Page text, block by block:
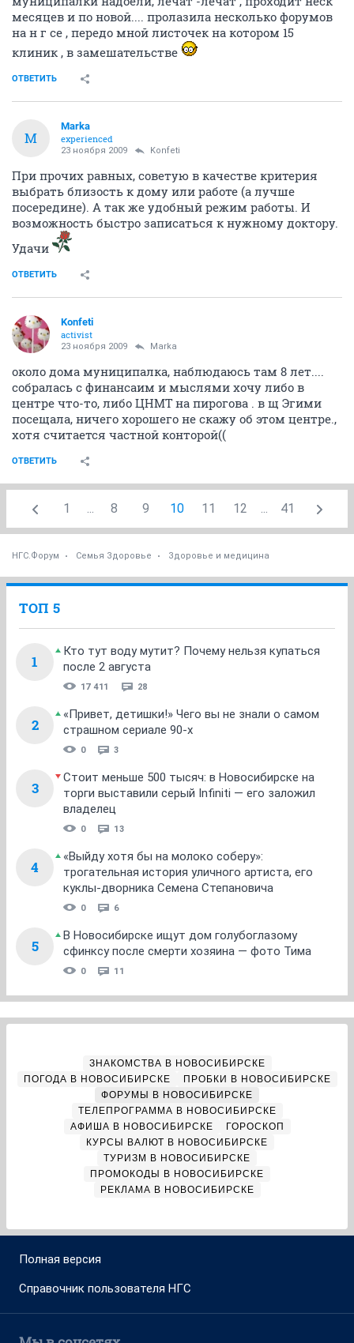
месяцев и по новой.... пролазила несколько форумов
на н г се , передо мной листочек на котором 15
клиник , в замешательстве
ОТВЕТИТЬ
M
Marka
experienced
23 ноября 2009 Konfeti
При прочих равных, советую в качестве критерия
выбрать близость к дому или работе (а лучше
посередине). А так же удобный режим работы. И
возможность быстро записаться к нужному доктору.
Удачи
ОТВЕТИТЬ
Konfeti
activist
23 ноября 2009 Marka
около дома муниципалка, наблюдаюсь там 8 лет....
собралась с финансаим и мыслями хочу либо в
центре что-то, либо ЦНМТ на пирогова . в щ Эгими
посещала, ничего хорошего не скажу об этом центре.,
хотя считается частной конторой((
ОТВЕТИТЬ
1 ... 8 9 10 11 12 ... 41
НГС.Форум Семья Здоровье Здоровье и медицина
ТОП 5
1
Кто тут воду мутит? Почему нельзя купаться
после 2 августа
17 411 28
2
«Привет, детишки!» Чего вы не знали о самом
страшном сериале 90-х
0 3
3
Стоит меньше 500 тысяч: в Новосибирске на
торги выставили серый Infiniti — его заложил
владелец
0 13
4
«Выйду хотя бы на молоко соберу»:
трогательная история уличного артиста, его
куклы-дворника Семена Степановича
0 6
5
В Новосибирске ищут дом голубоглазому
сфинксу после смерти хозяина — фото Тима
0 11
ЗНАКОМСТВА В НОВОСИБИРСКЕ
ПОГОДА В НОВОСИБИРСКЕ
ПРОБКИ В НОВОСИБИРСКЕ
ФОРУМЫ В НОВОСИБИРСКЕ
ТЕЛЕПРОГРАММА В НОВОСИБИРСКЕ
АФИША В НОВОСИБИРСКЕ
ГОРОСКОП
КУРСЫ ВАЛЮТ В НОВОСИБИРСКЕ
ТУРИЗМ В НОВОСИБИРСКЕ
ПРОМОКОДЫ В НОВОСИБИРСКЕ
РЕКЛАМА В НОВОСИБИРСКЕ
Полная версия
Справочник пользователя НГС